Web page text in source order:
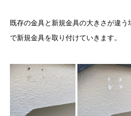
既存の金具と新規金具の大きさが違
で新規金具を取り付けていきます。